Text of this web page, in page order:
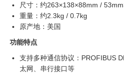
尺寸：约263×138×88mm /
重量：约2.3kg / 0.7kg
原产地：美国
功能特点
支持多种通信协议：PROFIBUS
太网、串行接口等